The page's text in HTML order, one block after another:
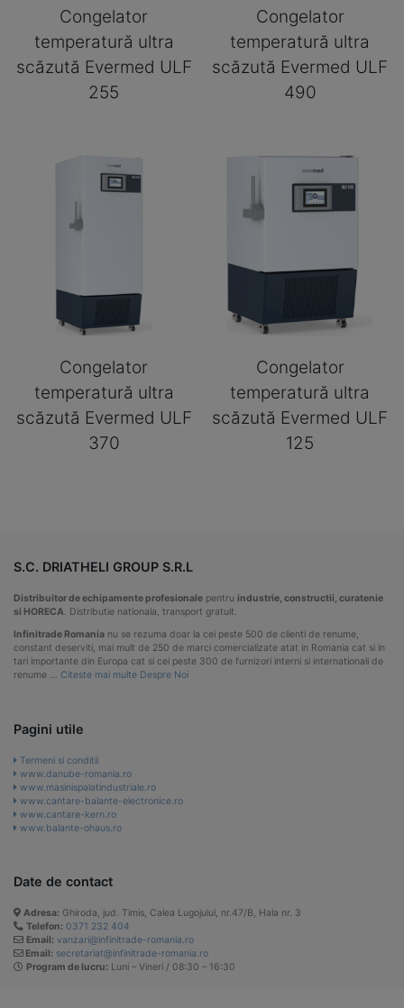
Congelator
temperatură ultra
scăzută Evermed ULF
255
Congelator
temperatură ultra
scăzută Evermed ULF
490
Congelator
temperatură ultra
scăzută Evermed ULF
370
Congelator
temperatură ultra
scăzută Evermed ULF
125
S.C. DRIATHELI GROUP S.R.L
Distribuitor de echipamente profesionale pentru industrie, constructii, curatenie
si HORECA. Distributie nationala, transport gratuit.
Infinitrade Romania nu se rezuma doar la cei peste 500 de clienti de renume,
constant deserviti, mai mult de 250 de marci comercializate atat in Romania cat si in
tari importante din Europa cat si cei peste 300 de furnizori interni si internationali de
renume … Citeste mai multe Despre Noi
Pagini utile
Termeni si conditii
www.danube-romania.ro
www.masinispalatindustriale.ro
www.cantare-balante-electronice.ro
www.cantare-kern.ro
www.balante-ohaus.ro
Date de contact
Adresa: Ghiroda, jud. Timis, Calea Lugojului, nr.47/B, Hala nr. 3
Telefon: 0371 232 404
Email: vanzari@infinitrade-romania.ro
Email: secretariat@infinitrade-romania.ro
Program de lucru: Luni – Vineri / 08:30 – 16:30